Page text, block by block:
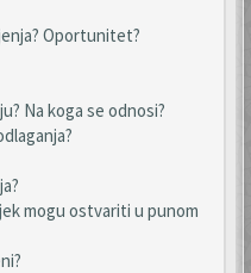
Oportunitet?
Na koga se odnosi?
mogu ostvariti u punom